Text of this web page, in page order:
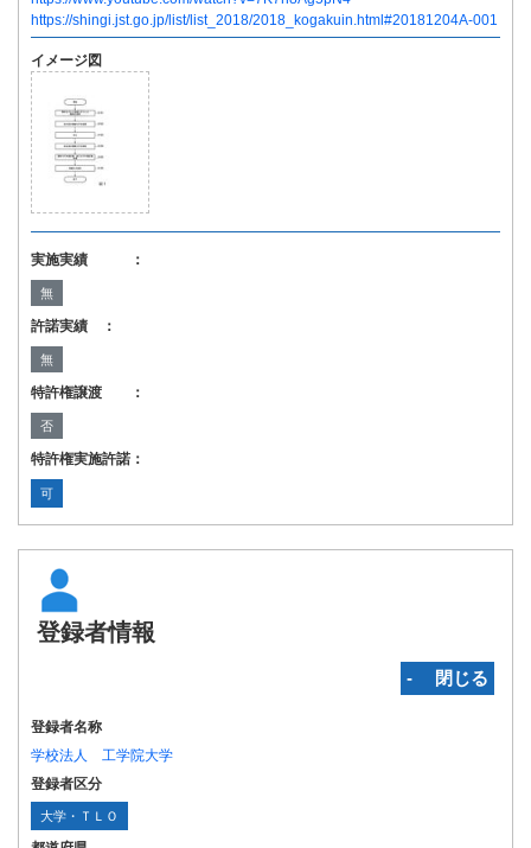
https://shingi.jst.go.jp/list/list_2018/2018_kogakuin.html#20181204A-001
イメージ図
実施実績 ：
無
許諾実績 ：
無
特許権譲渡 ：
否
特許権実施許諾：
可
登録者情報
‐ 閉じる
登録者名称
学校法人 工学院大学
登録者区分
大学・ＴＬＯ